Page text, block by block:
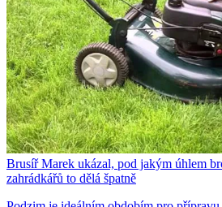
Brusíř Marek ukázal, pod jakým úhlem
zahrádkářů to dělá špatně